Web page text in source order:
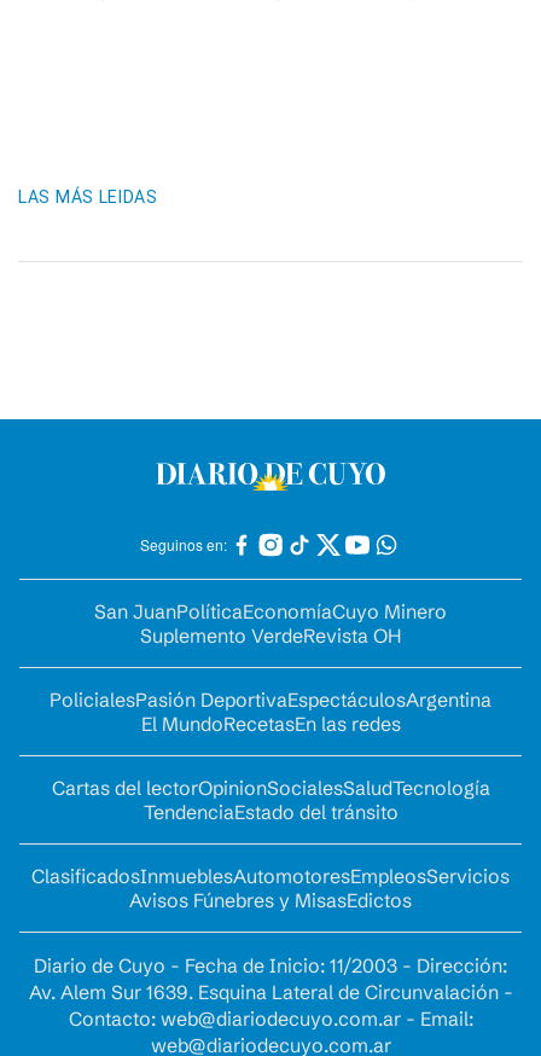
LAS MÁS LEIDAS
Seguinos en:
San JuanPolíticaEconomíaCuyo Minero
Suplemento VerdeRevista OH
PolicialesPasión DeportivaEspectáculosArgentina
El MundoRecetasEn las redes
Cartas del lectorOpinionSocialesSaludTecnología
TendenciaEstado del tránsito
ClasificadosInmueblesAutomotoresEmpleosServicios
Avisos Fúnebres y MisasEdictos
Diario de Cuyo - Fecha de Inicio: 11/2003 - Dirección:
Av. Alem Sur 1639. Esquina Lateral de Circunvalación -
Contacto: web@diariodecuyo.com.ar- Email:
web@diariodecuyo.com.ar